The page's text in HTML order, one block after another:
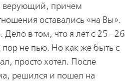
верующий, причем
оставались «на Вы».
Дело в том, что я лет с 25–26
не пью. Но как же быть с
просто хотел. После
решился и пошел на